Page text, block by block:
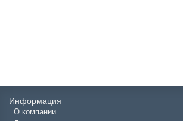
Информация
О компании